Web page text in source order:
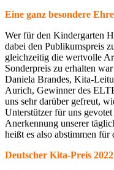
Eine ganz besondere Ehre
Wer für den Kindergarten
dabei den Publikumspreis
gleichzeitig die wertvolle
Sonderpreis zu erhalten
Daniela Brandes, Kita-
Aurich, Gewinner des
uns sehr darüber gefreut,
Unterstützer für uns
Anerkennung unserer
heißt es also abstimmen
Deutscher Kita-Preis 2022